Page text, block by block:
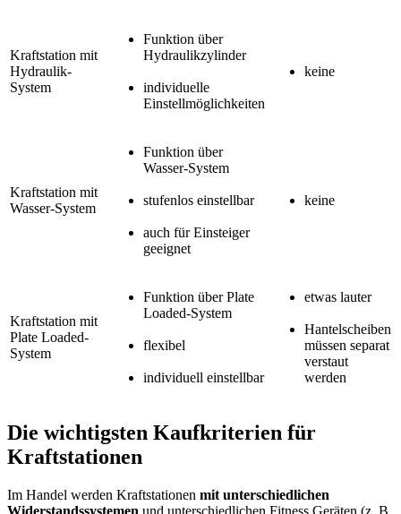
Kraftstation mit
Hydraulik-
System
Funktion über
Hydraulikzylinder
individuelle
Einstellmöglichkeiten
keine
Kraftstation mit
Wasser-System
Funktion über
Wasser-System
stufenlos einstellbar
auch für Einsteiger
geeignet
keine
Kraftstation mit
Plate Loaded-
System
Funktion über Plate
Loaded-System
flexibel
individuell einstellbar
etwas lauter
Hantelscheiben
müssen separat
verstaut
werden
Die wichtigsten Kaufkriterien für
Kraftstationen
Im Handel werden Kraftstationen mit unterschiedlichen